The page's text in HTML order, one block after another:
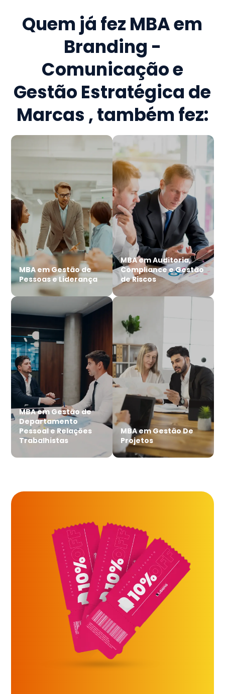
Quem já fez MBA em
Branding -
Comunicação e
Gestão Estratégica de
Marcas , também fez:
MBA em Gestão de
Pessoas e Liderança
MBA em Auditoria,
Compliance e Gestão
de Riscos
MBA em Gestão de
Departamento
Pessoal e Relações
Trabalhistas
MBA em Gestão De
Projetos